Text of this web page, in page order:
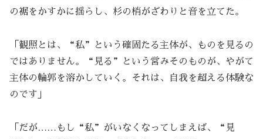
の裾をかすかに揺らし、杉の梢がざわりと音を立てた。
「観照とは、“私”という確固たる主体が、ものを見るの
ではありません。“見る”という営みそのものが、やがて
主体の輪郭を溶かしていく。それは、自我を超える体験な
のです」
「だが……もし“私”がいなくなってしまえば、“見